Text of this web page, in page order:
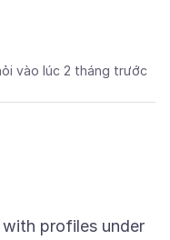
vào lúc 2 tháng trước
profiles under